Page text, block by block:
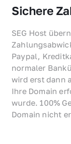
Sichere
SEG Host
Paypal,
normaler
wird erst dann
Ihre Domain
wurde. 100%
Domain nicht